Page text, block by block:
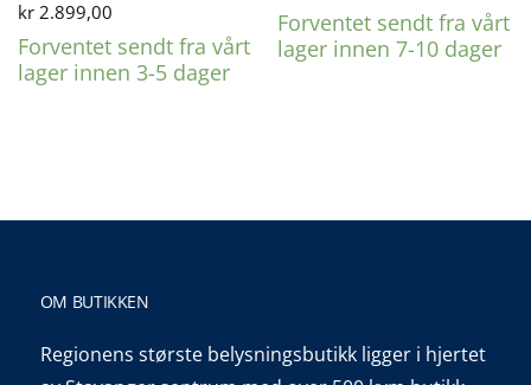
kr2.899,00
Forventet sendt fra vårt
lager innen 3-5 dager
var:
kr 1.599,00.
pris
er:
kr
Forventet sendt fra vårt
lager innen 7-10 dager
OM BUTIKKEN
Regionens største belysningsbutikk ligger i hjertet